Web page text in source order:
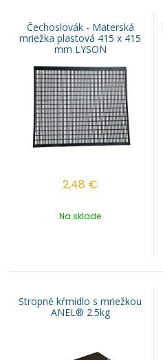
Čechoslovák - Materská
mriežka plastová 415 x 415
mm LYSON
2,48 €
Na sklade
Stropné kŕmidlo s mriežkou
ANEL® 2.5kg